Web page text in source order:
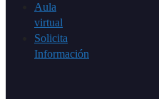
Aula
virtual
Solicita
Información